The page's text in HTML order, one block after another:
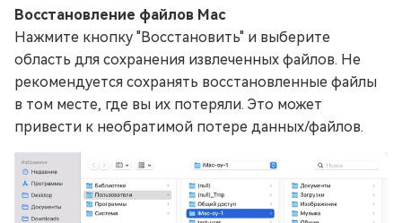
Восстановление файлов Mac
Нажмите кнопку "Восстановить" и выберите
область для сохранения извлеченных файлов. Не
рекомендуется сохранять восстановленные файлы
в том месте, где вы их потеряли. Это может
привести к необратимой потере данных/файлов.